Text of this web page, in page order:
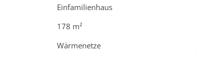
Einfamilienhaus
178 m²
Wärmenetze